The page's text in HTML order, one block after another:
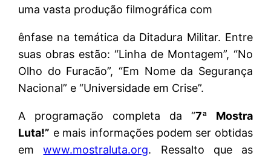
uma vasta produção filmográfica com
ênfase na temática da Ditadura Militar. Entre
suas obras estão: “Linha de Montagem”, “No
Olho do Furacão”, “Em Nome da Segurança
Nacional” e “Universidade em Crise”.
A programação completa da “7ª Mostra
Luta!” e mais informações podem ser obtidas
emwww.mostraluta.org. Ressalto que as